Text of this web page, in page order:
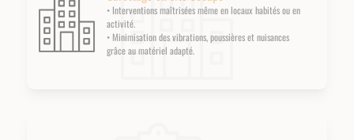
• Interventions maîtrisées même en locaux habités ou en
activité.
• Minimisation des vibrations, poussières et nuisances
grâce au matériel adapté.